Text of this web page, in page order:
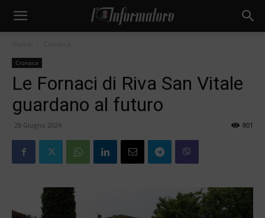
Cronaca
Le Fornaci di Riva San Vitale
guardano al futuro
28 Giugno 2024 801